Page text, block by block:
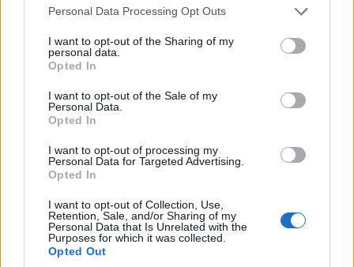
Please note that this website/app uses one or more Google
not limited to your visit or usage behaviour. You may click to
grant or deny consent to Google and its third-party tags to
use your data for below specified purposes in below Google
consent section.
Personal Data Processing Opt Outs
I want to opt-out of the Sharing of my
personal data.
Opted In
I want to opt-out of the Sale of my
Personal Data.
Opted In
I want to opt-out of processing my
Personal Data for Targeted Advertising.
Opted In
I want to opt-out of Collection, Use,
Retention, Sale, and/or Sharing of my
Personal Data that Is Unrelated with the
Purposes for which it was collected.
Opted Out
52 χρόνια από την αποκατάσταση της
για τη Μεταπολίτευση, τους θεσμούς και την
Κύπρο
24/07/2026 - 11:45πμ